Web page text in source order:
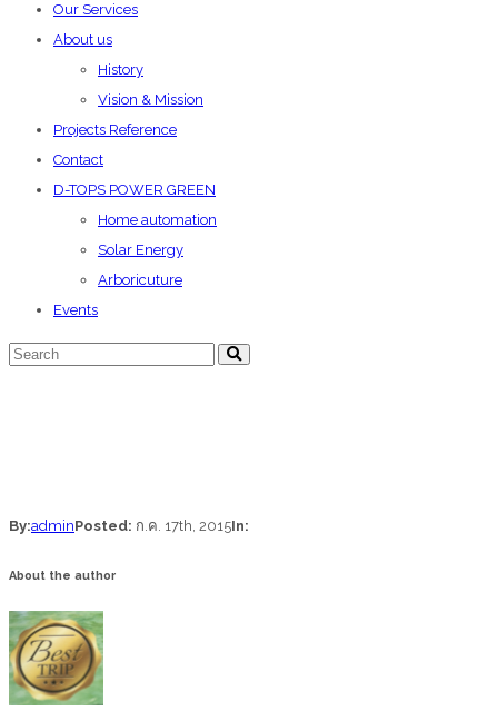
Our Services
About us
History
Vision & Mission
Projects Reference
Contact
D-TOPS POWER GREEN
Home automation
Solar Energy
Arboricuture
Events
By:adminPosted: ก.ค. 17th, 2015In:
About the author